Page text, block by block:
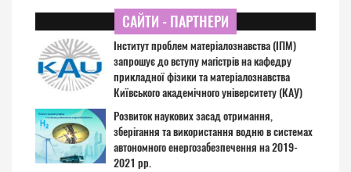
САЙТИ - ПАРТНЕРИ
Інститут проблем матеріалознавства (ІПМ)
запрошує до вступу магістрів на кафедру
прикладної фізики та матеріалознавства
Київського академічного університету (КАУ)
Розвиток наукових засад отримання,
зберігання та використання водню в системах
автономного енергозабезпечення на 2019-
2021 рр.